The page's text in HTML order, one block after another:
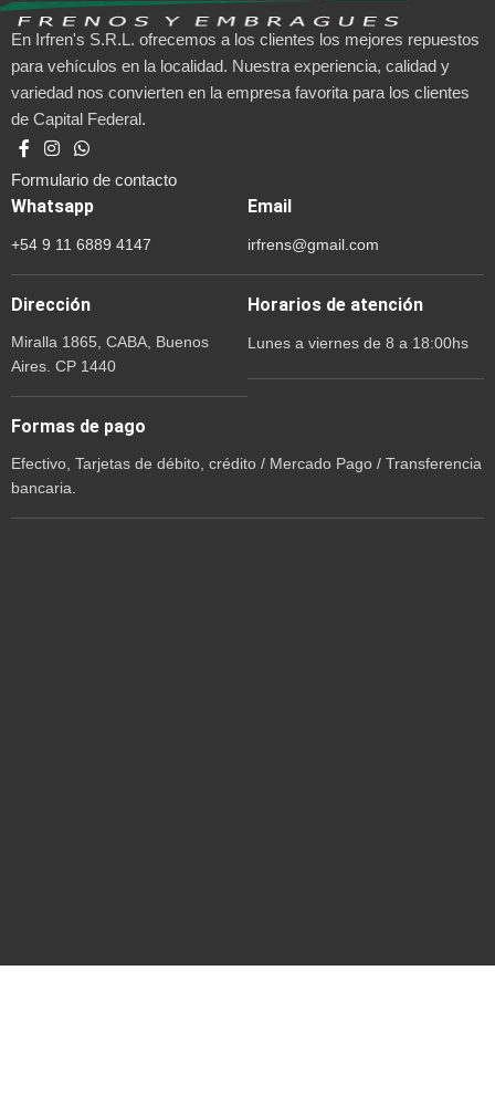
En Irfren's S.R.L. ofrecemos a los clientes los mejores repuestos
para vehículos en la localidad. Nuestra experiencia, calidad y
variedad nos convierten en la empresa favorita para los clientes
de Capital Federal.
Formulario de contacto
Whatsapp
+54 9 11 6889 4147
Email
irfrens@gmail.com
Dirección
Miralla 1865, CABA, Buenos
Aires. CP 1440
Horarios de atención
Lunes a viernes de 8 a 18:00hs
Formas de pago
Efectivo, Tarjetas de débito, crédito / Mercado Pago / Transferencia
bancaria.